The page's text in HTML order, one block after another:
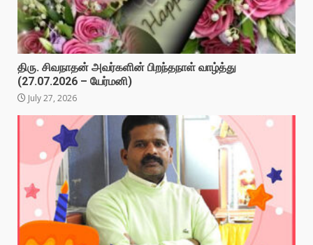
திரு. சிவநாதன் அவர்களின் பிறந்தநாள் வாழ்த்து
(27.07.2026 – யேர்மனி)
July 27, 2026